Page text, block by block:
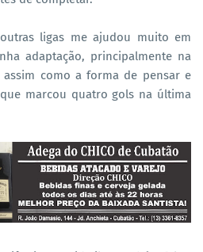
ligas me ajudou muito em
adaptação, principalmente na
como a forma de pensar e
marcou quatro gols na última